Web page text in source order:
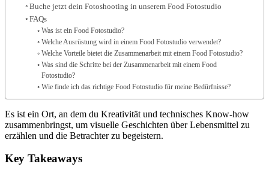
Buche jetzt dein Fotoshooting in unserem Food Fotostudio
FAQs
Was ist ein Food Fotostudio?
Welche Ausrüstung wird in einem Food Fotostudio verwendet?
Welche Vorteile bietet die Zusammenarbeit mit einem Food Fotostudio?
Was sind die Schritte bei der Zusammenarbeit mit einem Food
Fotostudio?
Wie finde ich das richtige Food Fotostudio für meine Bedürfnisse?
Es ist ein Ort, an dem du Kreativität und technisches Know-how
zusammenbringst, um visuelle Geschichten über Lebensmittel zu
erzählen und die Betrachter zu begeistern.
Key Takeaways